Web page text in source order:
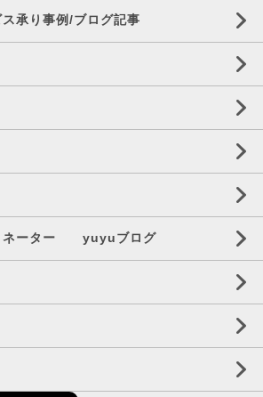
承り事例/ブログ記事
ネーター yuyuブログ